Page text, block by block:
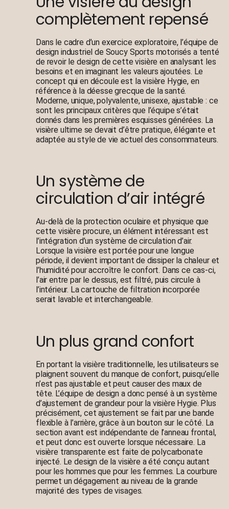
complètement repensé
Dans le cadre d’un exercice exploratoire, l’équipe de
design industriel de Soucy Sports motorisés a tenté
de revoir le design de cette visière en analysant les
besoins et en imaginant les valeurs ajoutées. Le
concept qui en découle est la visière Hygie, en
référence à la déesse grecque de la santé.
Moderne, unique, polyvalente, unisexe, ajustable : ce
sont les principaux critères que l’équipe s’était
donnés dans les premières esquisses générées. La
visière ultime se devait d’être pratique, élégante et
adaptée au style de vie actuel des consommateurs.
Un système de
circulation d’air intégré
Au-delà de la protection oculaire et physique que
cette visière procure, un élément intéressant est
l’intégration d’un système de circulation d’air.
Lorsque la visière est portée pour une longue
période, il devient important de dissiper la chaleur et
l’humidité pour accroître le confort. Dans ce cas-ci,
l’air entre par le dessus, est filtré, puis circule à
l’intérieur. La cartouche de filtration incorporée
serait lavable et interchangeable.
Un plus grand confort
En portant la visière traditionnelle, les utilisateurs se
plaignent souvent du manque de confort, puisqu’elle
n’est pas ajustable et peut causer des maux de
tête. L’équipe de design a donc pensé à un système
d’ajustement de grandeur pour la visière Hygie. Plus
précisément, cet ajustement se fait par une bande
flexible à l’arrière, grâce à un bouton sur le côté. La
section avant est indépendante de l’anneau frontal,
et peut donc est ouverte lorsque nécessaire. La
visière transparente est faite de polycarbonate
injecté. Le design de la visière a été conçu autant
pour les hommes que pour les femmes. La courbure
permet un dégagement au niveau de la grande
majorité des types de visages.